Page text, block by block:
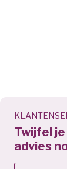
Twijfel
advies